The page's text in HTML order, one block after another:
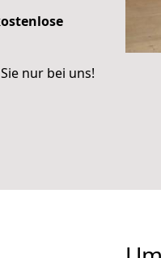
nur bei uns!